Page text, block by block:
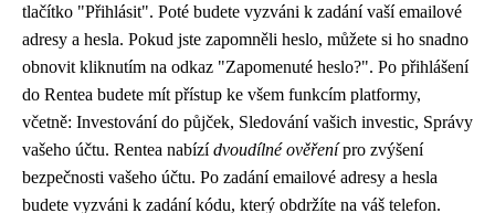
tlačítko "Přihlásit". Poté budete vyzváni k zadání vaší emailové
adresy a hesla. Pokud jste zapomněli heslo, můžete si ho snadno
obnovit kliknutím na odkaz "Zapomenuté heslo?". Po přihlášení
do Rentea budete mít přístup ke všem funkcím platformy,
včetně: Investování do půjček, Sledování vašich investic, Správy
vašeho účtu. Rentea nabízídvoudílné ověřenípro zvýšení
bezpečnosti vašeho účtu. Po zadání emailové adresy a hesla
budete vyzváni k zadání kódu, který obdržíte na váš telefon.